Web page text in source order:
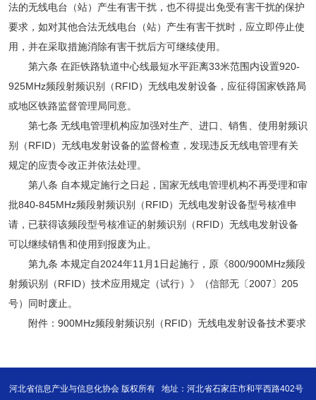
法的无线电台（站）产生有害干扰，也不得提出免受有害干扰的保护
要求，如对其他合法无线电台（站）产生有害干扰时，应立即停止使
用，并在采取措施消除有害干扰后方可继续使用。
第六条 在距铁路轨道中心线最短水平距离33米范围内设置920-
925MHz频段射频识别（RFID）无线电发射设备，应征得国家铁路局
或地区铁路监督管理局同意。
第七条 无线电管理机构应加强对生产、进口、销售、使用射频识
别（RFID）无线电发射设备的监督检查，发现违反无线电管理有关
规定的应责令改正并依法处理。
第八条 自本规定施行之日起，国家无线电管理机构不再受理和审
批840-845MHz频段射频识别（RFID）无线电发射设备型号核准申
请，已获得该频段型号核准证的射频识别（RFID）无线电发射设备
可以继续销售和使用到报废为止。
第九条 本规定自2024年11月1日起施行，原《800/900MHz频段
射频识别（RFID）技术应用规定（试行）》（信部无〔2007〕205
号）同时废止。
附件： 900MHz频段射频识别（RFID）无线电发射设备技术要求
河北省信息产业与信息化协会 版权所有 地址：河北省石家庄市和平西路402号